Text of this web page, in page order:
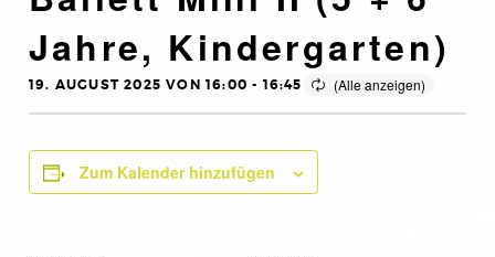
Jahre, Kindergarten)
19. AUGUST 2025 VON 16:00 - 16:45
Zum Kalender hinzufügen